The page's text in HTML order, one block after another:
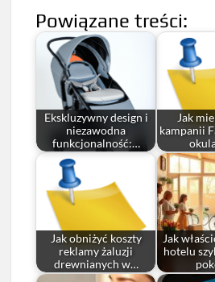
Powiązane treści:
Ekskluzywny design i
niezawodna
funkcjonalność:…
Jak
kampanii
Jak obniżyć koszty
reklamy żaluzji
drewnianych w…
Jak
hotelu